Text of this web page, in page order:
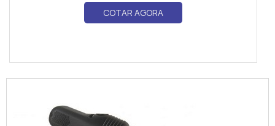
COTAR AGORA